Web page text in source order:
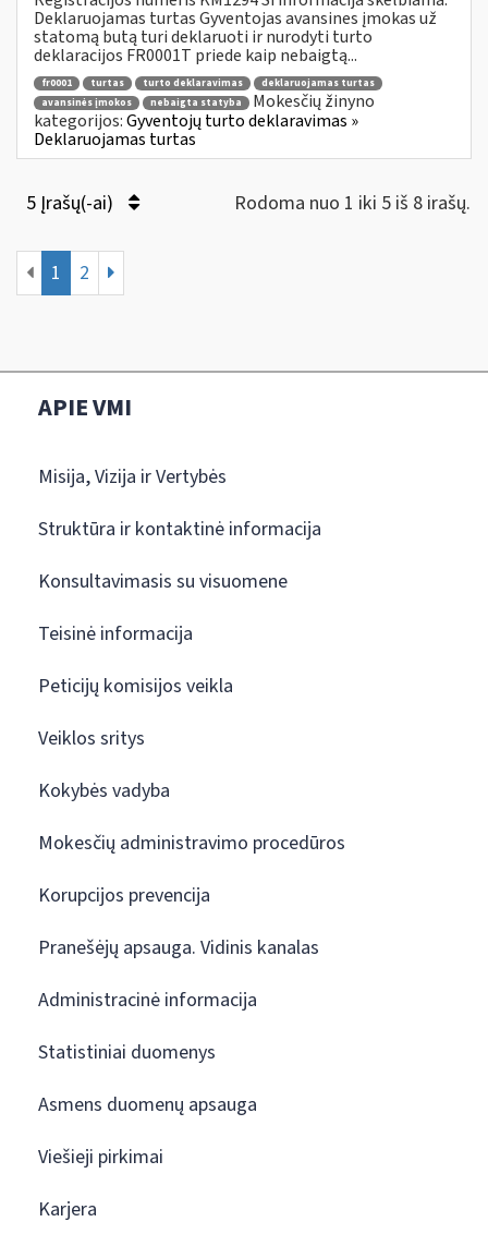
Deklaruojamas turtas Gyventojas avansines įmokas už
statomą butą turi deklaruoti ir nurodyti turto
deklaracijos FR0001T priede kaip nebaigtą...
fr0001 turtas turto deklaravimas
deklaruojamas turtas
avansinės įmokos
nebaigta statyba
Mokesčių žinyno
kategorijos:Gyventojų turto deklaravimas »
Deklaruojamas turtas
5 Įrašų(-ai) Rodoma nuo 1 iki 5 iš 8 irašų.
1 2
APIE VMI
Misija, Vizija ir Vertybės
Struktūra ir kontaktinė informacija
Konsultavimasis su visuomene
Teisinė informacija
Peticijų komisijos veikla
Veiklos sritys
Kokybės vadyba
Mokesčių administravimo procedūros
Korupcijos prevencija
Pranešėjų apsauga. Vidinis kanalas
Administracinė informacija
Statistiniai duomenys
Asmens duomenų apsauga
Viešieji pirkimai
Karjera